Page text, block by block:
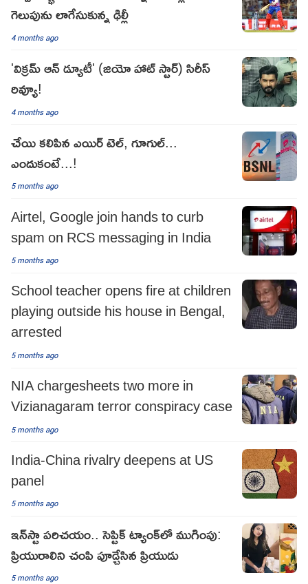
గెలుపును లాగేసుకున్న ఢిల్లీ
4 months ago
'విక్రమ్ ఆన్ డ్యూటీ' (జియో హాట్ స్టార్) సిరీస్
రివ్యూ!
4 months ago
చేయి కలిపిన ఎయిర్ టెల్, గూగుల్...
ఎందుకంటే...!
5 months ago
Airtel, Google join hands to curb
spam on RCS messaging in India
5 months ago
School teacher opens fire at children
playing outside his house in Bengal,
arrested
5 months ago
NIA chargesheets two more in
Vizianagaram terror conspiracy case
5 months ago
India-China rivalry deepens at US
panel​
5 months ago
ఇన్‌స్టా పరిచయం.. సెప్టిక్ ట్యాంక్‌లో ముగింపు:
ప్రియురాలిని చంపి పూడ్చేసిన ప్రియుడు
5 months ago